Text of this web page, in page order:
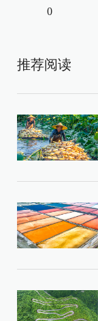
0
推荐阅读